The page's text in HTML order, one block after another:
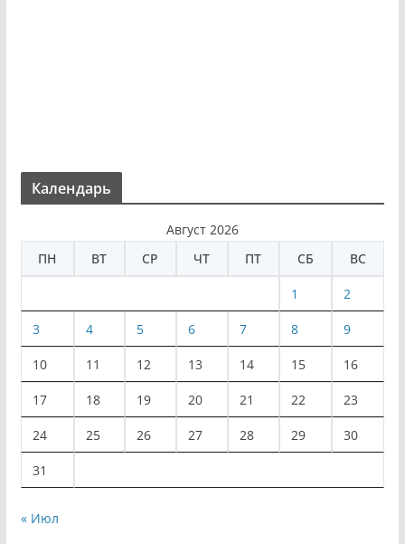
Календарь
Август 2026
ПН
ВТ СР ЧТ ПТ СБ ВС
1 2
3 4 5 6 7 8 9
10 11 12 13 14 15 16
17 18 19 20 21 22 23
24 25 26 27 28 29 30
31
« Июл